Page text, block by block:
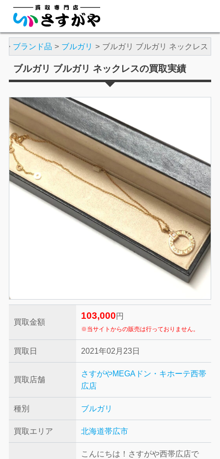
ブランド品 ブルガリ ブルガリ ブルガリ ネックレス
ブルガリ ブルガリ ネックレスの買取実績
買取金額
103,000 円
※当サイトからの販売は行っておりません。
買取日 2021年02月23日
買取店舗
さすがやMEGAドン・キホーテ西帯
広店
種別 ブルガリ
買取エリア 北海道帯広市
こんにちは！さすがや西帯広店で